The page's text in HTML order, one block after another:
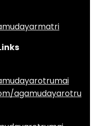
agamudayarotru